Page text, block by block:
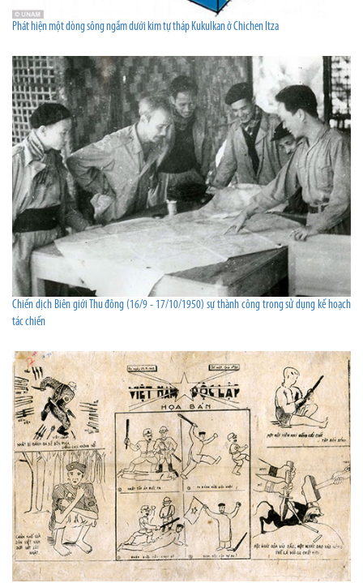
Phát hiện một dòng sông ngầm dưới kim tự tháp Kukulkan ở Chichen Itza
Chiến dịch Biên giới Thu đông (16/9 - 17/10/1950) sự thành công trong sử dụng kế hoạch
tác chiến